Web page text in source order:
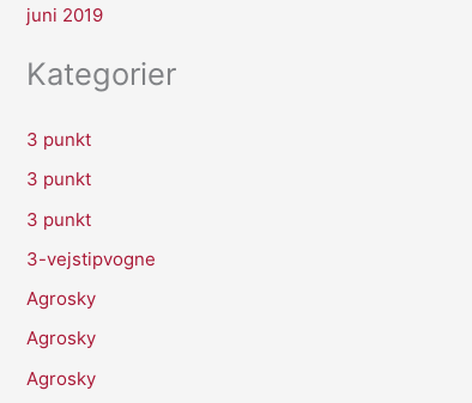
juni 2019
Kategorier
3 punkt
3 punkt
3 punkt
3-vejstipvogne
Agrosky
Agrosky
Agrosky